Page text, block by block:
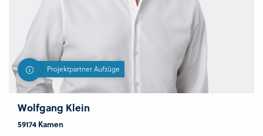
Projektpartner Aufzüge
Wolfgang Klein
59174 Kamen